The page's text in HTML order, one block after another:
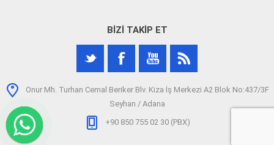
BIZI TAKIP ET
Onur Mh. Turhan Cemal Beriker Blv. Kiza İş Merkezi A2 Blok No:437/3F
Seyhan / Adana
+90 850 755 02 30 (PBX)